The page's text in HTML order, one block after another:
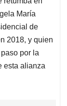
María
de
2018, y quien
por la
esta alianza